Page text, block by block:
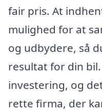
fair pris. At
mulighed for at
og udbydere, så
resultat for din
investering, og
rette firma, der